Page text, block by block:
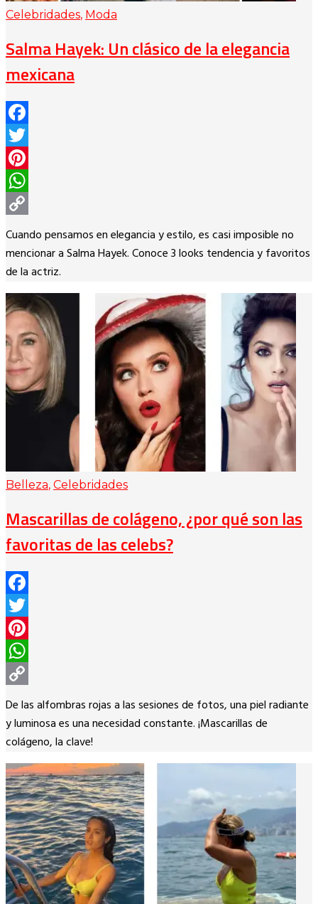
Celebridades, Moda
Salma Hayek: Un clásico de la elegancia
mexicana
Facebook
Twitter
Pinterest
WhatsApp
Copy
Link
Cuando pensamos en elegancia y estilo, es casi imposible no
mencionar a Salma Hayek. Conoce 3 looks tendencia y favoritos
de la actriz.
Belleza, Celebridades
Mascarillas de colágeno, ¿por qué son las
favoritas de las celebs?
Facebook
Twitter
Pinterest
WhatsApp
Copy
Link
De las alfombras rojas a las sesiones de fotos, una piel radiante
y luminosa es una necesidad constante. ¡Mascarillas de
colágeno, la clave!